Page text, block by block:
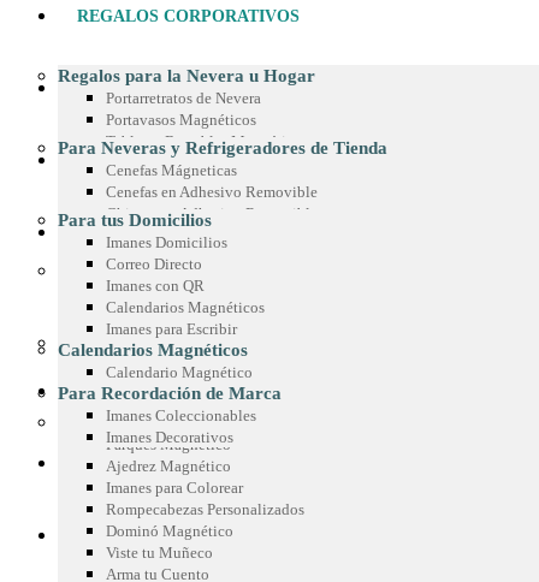
REGALOS CORPORATIVOS
Regalos para la Nevera u Hogar
Portarretratos de Nevera
Portavasos Magnéticos
Tableros Borrables Magnéticos
Multimagnets
Portamemos con Lápiz o Marcador
Recetarios Magnéticos
Adhesivos Decorativos
Imanes Coleccionables
Regalos para Oficina
Separadores de Libros
Calendario de Escritorio
Planeador de Escritorio
Tablero en Adhesivo para Pared
Sticker Personalizados
Mouse Pad
Juegos Promocionales
Parqués Magnético
Ajedrez Magnético
Imanes para Colorear
Rompecabezas Personalizados
Dominó Magnético
Viste tu Muñeco
Arma tu Cuento
MATERIAL POP
Para Neveras y Refrigeradores de Tienda
Cenefas Mágneticas
Cenefas en Adhesivo Removible
Chispas en Adhesivo Removible
Marcos en Adhesivo Removible
Esquineros en Adhesivo Removible
Adhesivos para Exteriores
Cintas para Vitrinas
Adhesivos en Espejo
Para Góndolas
Chispas Magnéticas
Chispas Marca Precio
Cenefas para Góndolas
IMANES PUBLICITARIOS
Para tus Domicilios
Imanes Domicilios
Correo Directo
Imanes con QR
Calendarios Magnéticos
Imanes para Escribir
Calendarios Magnéticos
Calendario Magnético
Para Recordación de Marca
Imanes Coleccionables
Imanes Decorativos
PRODUCTOS EN MICROFIBRA
Paño de Microfibra
Toalla de Microfibra
Estuche de Microfibra
Stickers en Microfibra
CONOCE SIMETRÍA
COTIZA TU IDEA
BLOG